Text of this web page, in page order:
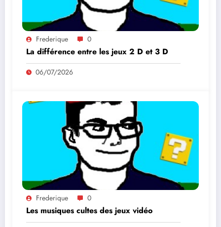
Frederique 0
La différence entre les jeux 2 D et 3 D
06/07/2026
Frederique 0
Les musiques cultes des jeux vidéo